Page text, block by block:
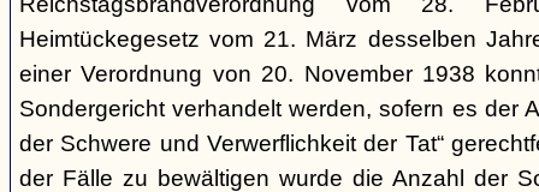
Heimtückegesetz vom 21. März desselben
einer Verordnung von 20. November 1938
Sondergericht verhandelt werden, sofern es der
der Schwere und Verwerflichkeit der Tat“
der Fälle zu bewältigen wurde die Anzahl der